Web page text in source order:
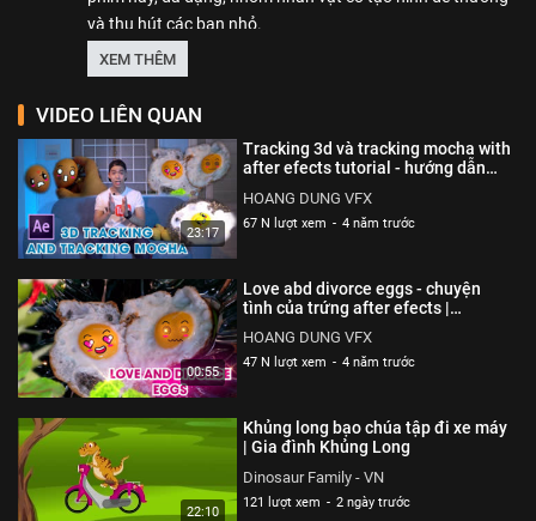
và thu hút các bạn nhỏ.
Các câu chuyện liên quan đến gia đình khủng long rất thân
thiện và gần gũi. Kênh sẽ đem lại nhiều tiếng cười cho các
bạn nhỏ!
Thể loại : PHIM
XEM THÊM
VIDEO LIÊN QUAN
23:17
Tracking 3d và tracking mocha with
after efects tutorial - hướng dẫn
HOANG DUNG VFX
HOANG DUNG VFX
67 N lượt xem - 4 năm trước
00:55
Love abd divorce eggs - chuyện
tình của trứng after efects |
HOANG DUNG VFX
47 N lượt xem - 4 năm trước
22:10
Khủng long bạo chúa tập đi xe máy
| Gia đình Khủng Long
Dinosaur Family - VN
121 lượt xem - 2 ngày trước